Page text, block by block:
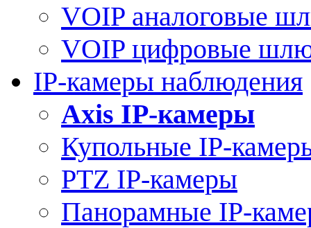
VOIP аналоговые
VOIP цифровые
IP-камеры наблюдения
Axis IP-камеры
Купольные IP-
PTZ IP-камеры
Панорамные IP-